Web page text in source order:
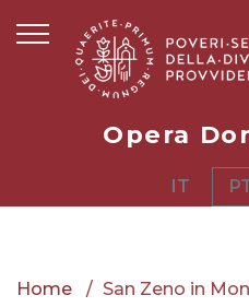
Opera
IT
Home San Zeno in